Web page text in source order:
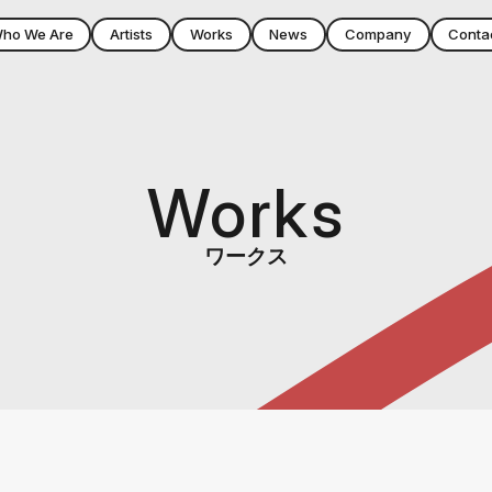
We Are Artists Works News Company
Works
ワークス